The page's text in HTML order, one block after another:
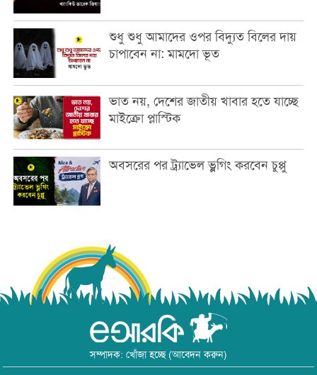
শুধু শুধু আমাদের ওপর বিদ্যুত বিলের দায়
চাপাবেন না: মামদো ভূত
ভাত নয়, দেশের জাতীয় খাবার হতে যাচ্ছে
মাইক্রো প্লাস্টিক
অবসরের পর ট্র্যাভেল ভ্লগিং করবেন চুপ্পু
সম্পাদক: খোঁজা হচ্ছে (আবেদন করুন)